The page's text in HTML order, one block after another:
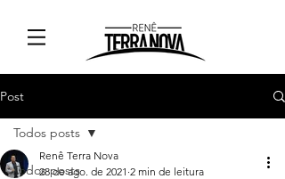
Post
Todos posts
Todos posts
Renê Terra Nova
28 de ago. de 2021 2 min de leitura